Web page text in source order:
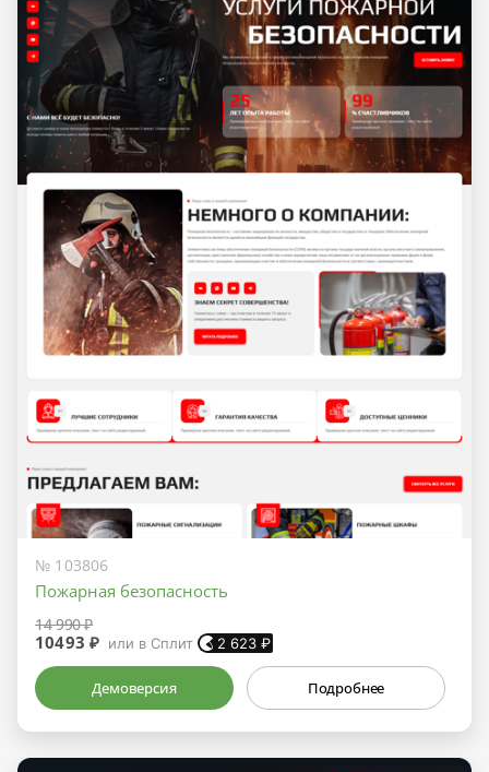
№ 103806
Пожарная безопасность
14 990 ₽
10493 ₽ или в Сплит 2 623 ₽
Демоверсия Подробнее